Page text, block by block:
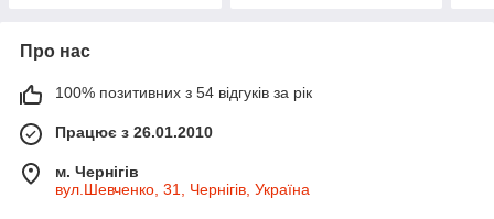
Про нас
100% позитивних з 54 відгуків за рік
Працює з 26.01.2010
м. Чернігів
вул.Шевченко, 31, Чернігів, Україна